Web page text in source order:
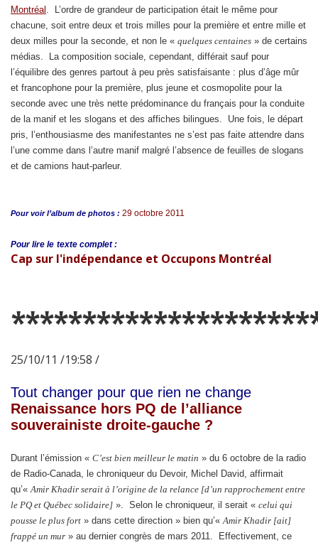
Montréal
. L’ordre de grandeur de participation était le même pour
chacune, soit entre deux et trois milles pour la première et entre mille et
deux milles pour la seconde, et non le « quelques centaines » de certains
médias. La composition sociale, cependant, différait sauf pour
l’équilibre des genres partout à peu près satisfaisante : plus d’âge mûr
et francophone pour la première, plus jeune et cosmopolite pour la
seconde avec une très nette prédominance du français pour la conduite
de la manif et les slogans et des affiches bilingues. Une fois, le départ
pris, l’enthousiasme des manifestantes ne s’est pas faite attendre dans
l’une comme dans l’autre manif malgré l’absence de feuilles de slogans
et de camions haut-parleur.
Pour voir l’album de photos : 29 octobre 2011
Pour lire le texte complet :
Cap sur l'indépendance et Occupons Montréal
25/10/11 /19:58 /
Tout changer pour que rien ne change
Renaissance hors PQ de l’alliance
souverainiste droite-gauche ?
Durant l’émission « C’est bien meilleur le matin » du 6 octobre de la radio
de Radio-Canada, le chroniqueur du Devoir, Michel David, affirmait
qu’« Amir Khadir serait à l’origine de la relance [d’un rapprochement entre
le PQ et Québec solidaire] ». Selon le chroniqueur, il serait « celui qui
pousse le plus fort » dans cette direction » bien qu’« Amir Khadir [ait]
frappé un mur » au dernier congrès de mars 2011. Effectivement, ce